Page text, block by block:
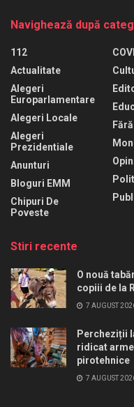
Navighează după
112
Actualitate
Alegeri
Europarlamentare
Alegeri Locale
Alegeri
Prezidentiale
Anunturi
Bloguri EMM
Chipuri De
Poveste
Stiri recente
O nouă
copiii de la
7 AUGUST
Percheziții
ridicat
pirotehnice
7 AUGUST